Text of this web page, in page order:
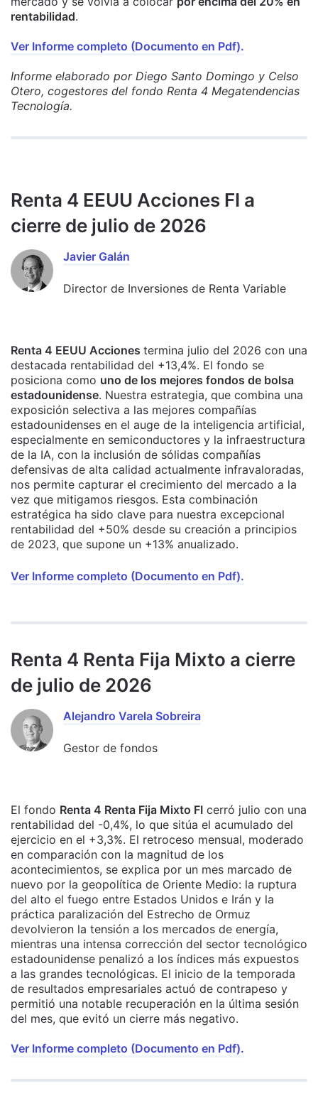
rentabilidad.
Ver Informe completo (Documento en Pdf).
Informe elaborado por Diego Santo Domingo y Celso
Otero, cogestores del fondo Renta 4 Megatendencias
Tecnología.
Renta 4 EEUU Acciones FI a
cierre de julio de 2026
Javier Galán
Director de Inversiones de Renta Variable
Renta 4 EEUU Acciones termina julio del 2026 con una
destacada rentabilidad del +13,4%. El fondo se
posiciona como uno de los mejores fondos de bolsa
estadounidense. Nuestra estrategia, que combina una
exposición selectiva a las mejores compañías
estadounidenses en el auge de la inteligencia artificial,
especialmente en semiconductores y la infraestructura
de la IA, con la inclusión de sólidas compañías
defensivas de alta calidad actualmente infravaloradas,
nos permite capturar el crecimiento del mercado a la
vez que mitigamos riesgos. Esta combinación
estratégica ha sido clave para nuestra excepcional
rentabilidad del +50% desde su creación a principios
de 2023, que supone un +13% anualizado.
Ver Informe completo (Documento en Pdf).
Renta 4 Renta Fija Mixto a cierre
de julio de 2026
Alejandro Varela Sobreira
Gestor de fondos
El fondo Renta 4 Renta Fija Mixto FI cerró julio con una
rentabilidad del -0,4%, lo que sitúa el acumulado del
ejercicio en el +3,3%. El retroceso mensual, moderado
en comparación con la magnitud de los
acontecimientos, se explica por un mes marcado de
nuevo por la geopolítica de Oriente Medio: la ruptura
del alto el fuego entre Estados Unidos e Irán y la
práctica paralización del Estrecho de Ormuz
devolvieron la tensión a los mercados de energía,
mientras una intensa corrección del sector tecnológico
estadounidense penalizó a los índices más expuestos
a las grandes tecnológicas. El inicio de la temporada
de resultados empresariales actuó de contrapeso y
permitió una notable recuperación en la última sesión
del mes, que evitó un cierre más negativo.
Ver Informe completo (Documento en Pdf).